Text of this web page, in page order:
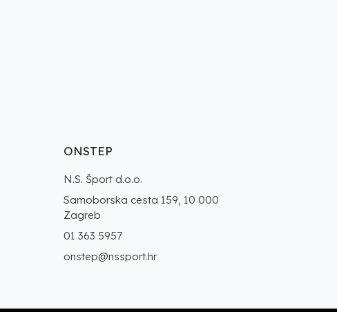
ONSTEP
N.S. Šport d.o.o.
Samoborska cesta 159, 10 000
Zagreb
01 363 5957
onstep@nssport.hr